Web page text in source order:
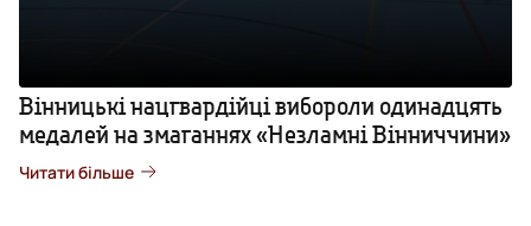
Вінницькі нацгвардійці вибороли одинадцять
медалей на змаганнях «Незламні Вінниччини»
Читати більше